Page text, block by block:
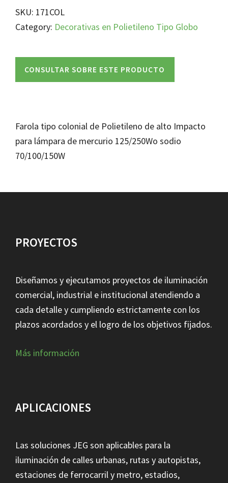
SKU: 171COL
Category: Decorativas en Polietileno Tipo Globo
CONSULTAR SOBRE ESTE PRODUCTO
Farola tipo colonial de Polietileno de alto Impacto
para lámpara de mercurio 125/250Wo sodio
70/100/150W
PROYECTOS
Diseñamos y ejecutamos proyectos de iluminación
comercial, industrial e institucional atendiendo a
cada detalle y cumpliendo estrictamente con los
plazos acordados y el logro de los objetivos fijados.
Más información
APLICACIONES
Las soluciones JEG son aplicables para la
iluminación de calles urbanas, rutas y autopistas,
estaciones de ferrocarril y metro, estadios,